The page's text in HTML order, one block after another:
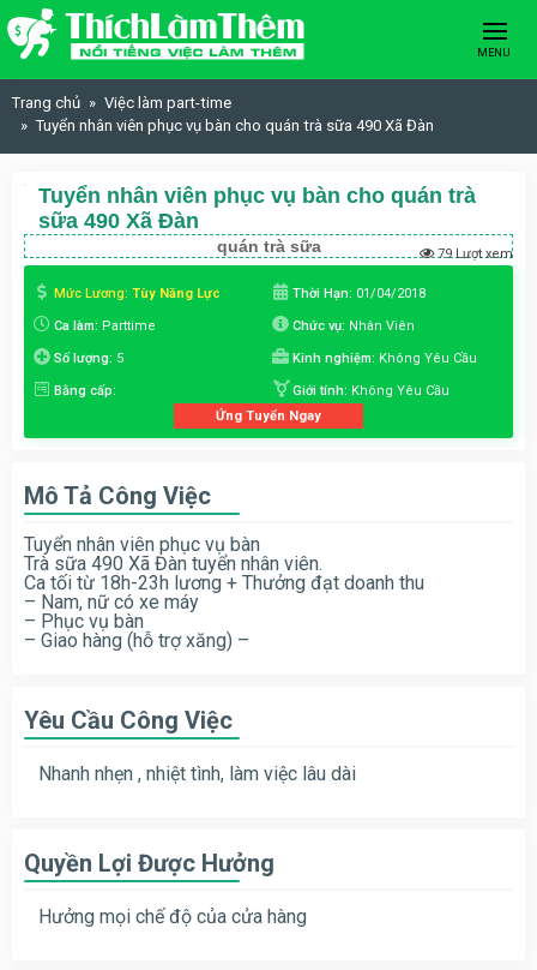
Skip to content
MENU
Trang chủ
Việc làm part-time
Tuyển nhân viên phục vụ bàn cho quán trà sữa 490 Xã Đàn
Tuyển nhân viên phục vụ bàn cho quán trà
sữa 490 Xã Đàn
quán trà sữa 79 Lượt xem
Mức Lương: Tùy Năng Lực Thời Hạn: 01/04/2018
Ca làm: Parttime Chức vụ: Nhân Viên
Số lượng: 5 Kinh nghiệm: Không Yêu Cầu
Bằng cấp: Giới tính: Không Yêu Cầu
Ứng Tuyển Ngay
Mô Tả Công Việc
Tuyển nhân viên phục vụ bàn
Trà sữa 490 Xã Đàn tuyển nhân viên.
Ca tối từ 18h-23h lương + Thưởng đạt doanh thu
– Nam, nữ có xe máy
– Phục vụ bàn
– Giao hàng (hỗ trợ xăng) –
Yêu Cầu Công Việc
Nhanh nhẹn , nhiệt tình, làm việc lâu dài
Quyền Lợi Được Hưởng
Hưởng mọi chế độ của cửa hàng